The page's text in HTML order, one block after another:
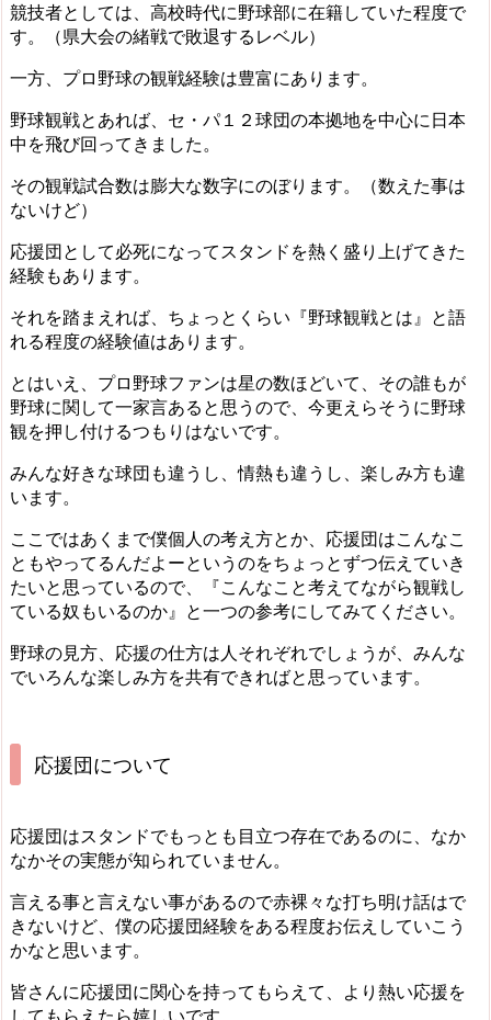
競技者としては、高校時代に野球部に在籍していた程度で
す。（県大会の緒戦で敗退するレベル）
一方、プロ野球の観戦経験は豊富にあります。
野球観戦とあれば、セ・パ１２球団の本拠地を中心に日本
中を飛び回ってきました。
その観戦試合数は膨大な数字にのぼります。（数えた事は
ないけど）
応援団として必死になってスタンドを熱く盛り上げてきた
経験もあります。
それを踏まえれば、ちょっとくらい『野球観戦とは』と語
れる程度の経験値はあります。
とはいえ、プロ野球ファンは星の数ほどいて、その誰もが
野球に関して一家言あると思うので、今更えらそうに野球
観を押し付けるつもりはないです。
みんな好きな球団も違うし、情熱も違うし、楽しみ方も違
います。
ここではあくまで僕個人の考え方とか、応援団はこんなこ
ともやってるんだよーというのをちょっとずつ伝えていき
たいと思っているので、『こんなこと考えてながら観戦し
ている奴もいるのか』と一つの参考にしてみてください。
野球の見方、応援の仕方は人それぞれでしょうが、みんな
でいろんな楽しみ方を共有できればと思っています。
応援団について
応援団はスタンドでもっとも目立つ存在であるのに、なか
なかその実態が知られていません。
言える事と言えない事があるので赤裸々な打ち明け話はで
きないけど、僕の応援団経験をある程度お伝えしていこう
かなと思います。
皆さんに応援団に関心を持ってもらえて、より熱い応援を
してもらえたら嬉しいです。